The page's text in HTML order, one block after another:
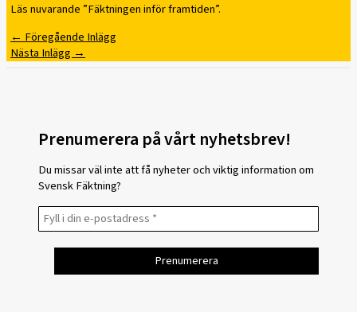
Läs nuvarande ”Fäktningen inför framtiden”.
← Föregående Inlägg
Nästa Inlägg →
Prenumerera på vårt nyhetsbrev!
Du missar väl inte att få nyheter och viktig information om
Svensk Fäktning?